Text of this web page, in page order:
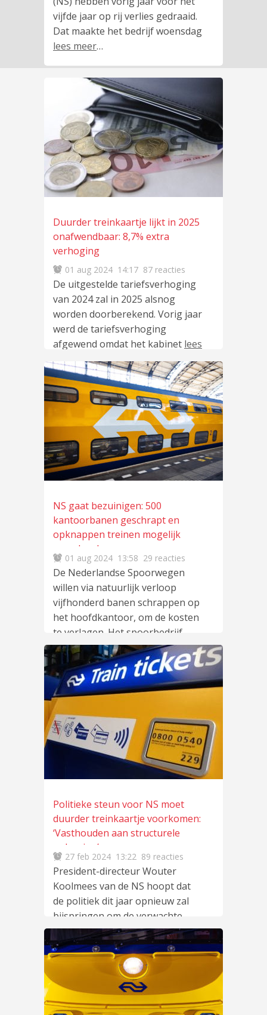
vijfde jaar op rij verlies gedraaid.
Dat maakte het bedrijf woensdag
lees meer…
Duurder treinkaartje lijkt in 2025
onafwendbaar: 8,7% extra
verhoging
01 aug 2024 14:17 87 reacties
De uitgestelde tariefsverhoging
van 2024 zal in 2025 alsnog
worden doorberekend. Vorig jaar
werd de tariefsverhoging
afgewend omdat het kabinet lees
meer
NS gaat bezuinigen: 500
kantoorbanen geschrapt en
opknappen treinen mogelijk
versoberd
01 aug 2024 13:58 29 reacties
De Nederlandse Spoorwegen
willen via natuurlijk verloop
vijfhonderd banen schrappen op
het hoofdkantoor, om de kosten
te verlagen. Het spoorbedrijf
lees meer…
Politieke steun voor NS moet
duurder treinkaartje voorkomen:
‘Vasthouden aan structurele
oplossing’
27 feb 2024 13:22 89 reacties
President-directeur Wouter
Koolmees van de NS hoopt dat
de politiek dit jaar opnieuw zal
bijspringen om de verwachte
prijsverhoging vanlees meer…